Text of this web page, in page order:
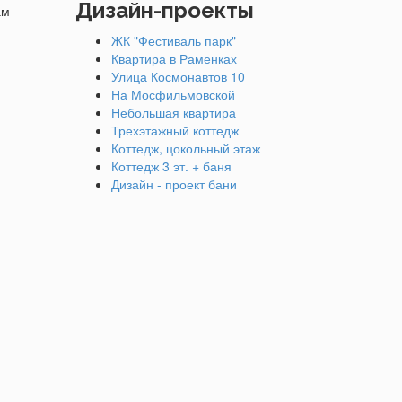
Дизайн-проекты
ЖК "Фестиваль парк"
Квартира в Раменках
Улица Космонавтов 10
На Мосфильмовской
Небольшая квартира
Трехэтажный коттедж
Коттедж, цокольный этаж
Коттедж 3 эт. + баня
Дизайн - проект бани